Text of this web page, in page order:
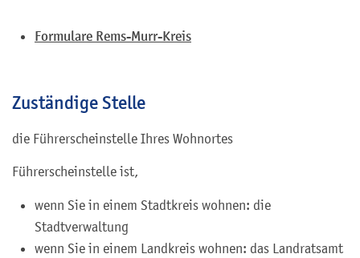
Formulare Rems-Murr-Kreis
Zuständige Stelle
die Führerscheinstelle Ihres Wohnortes
Führerscheinstelle ist,
wenn Sie in einem Stadtkreis wohnen: die
Stadtverwaltung
wenn Sie in einem Landkreis wohnen: das Landratsamt